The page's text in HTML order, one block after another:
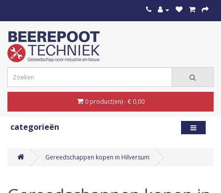
0 product(en) - € 0,00
categorieën
Gereedschappen kopen in Hilversum